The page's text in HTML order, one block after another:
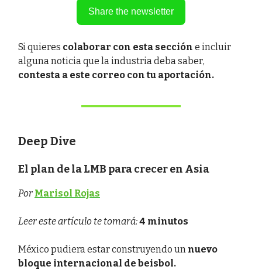
Share the newsletter
Si quieres colaborar con esta sección e incluir
alguna noticia que la industria deba saber,
contesta a este correo con tu aportación.
Deep Dive
El plan de la LMB para crecer en Asia
Por Marisol Rojas
Leer este artículo te tomará:4 minutos
México pudiera estar construyendo un nuevo
bloque internacional de beisbol.